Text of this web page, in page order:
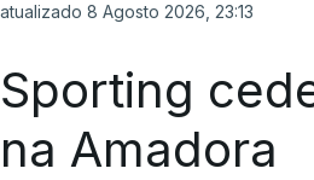
atualizado 8 Agosto 2026, 23:13
Sporting
na Amadora